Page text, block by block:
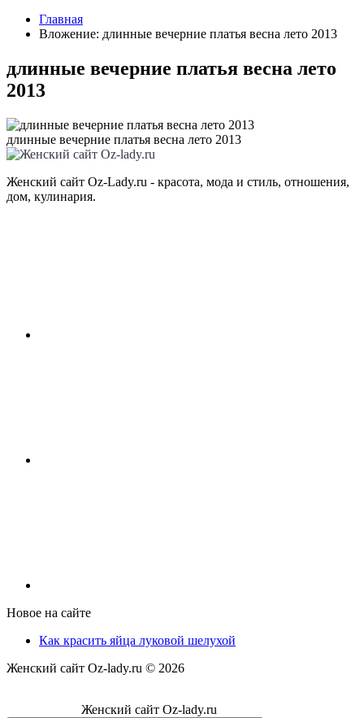
Главная
Вложение: длинные вечерние платья весна лето 2013
длинные вечерние платья весна лето
2013
длинные вечерние платья весна лето 2013
Женский сайт Oz-Lady.ru - красота, мода и стиль, отношения,
дом, кулинария.
Новое на сайте
Как красить яйца луковой шелухой
Женский сайт Oz-lady.ru © 2026
Женский сайт Oz-lady.ru